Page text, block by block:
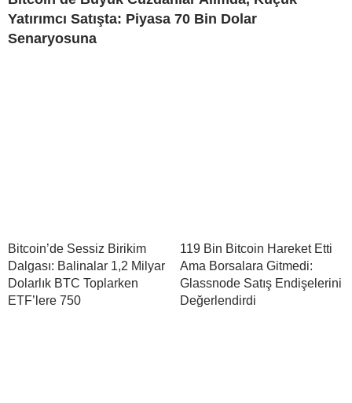
Yatırımcı Satışta: Piyasa 70 Bin Dolar
Senaryosuna
Bitcoin’de Sessiz Birikim
Dalgası: Balinalar 1,2 Milyar
Dolarlık BTC Toplarken
ETF’lere 750
119 Bin Bitcoin Hareket Etti
Ama Borsalara Gitmedi:
Glassnode Satış Endişelerini
Değerlendirdi